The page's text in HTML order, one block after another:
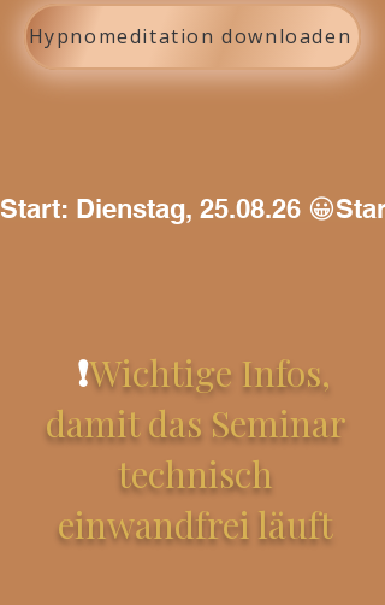
Hypnomeditation downloaden
Start: Dienstag, 25.08.26 😀
❗Wichtige Infos,
damit das Seminar
technisch
einwandfrei läuft